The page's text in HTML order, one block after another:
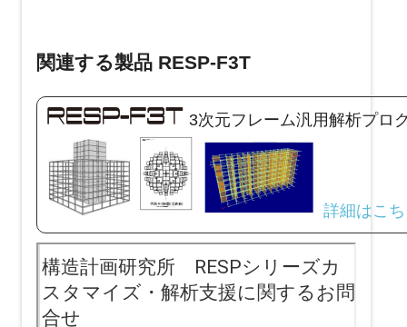
関連する製品 RESP-F3T
3次元フレーム汎用解析プロ
詳細はこ